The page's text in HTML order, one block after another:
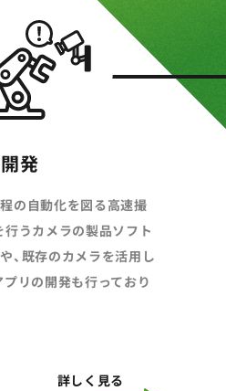
発
の自動化を図る高速撮
うカメラの製品ソフト
、既存のカメラを活用し
リの開発も行っており
詳しく見る